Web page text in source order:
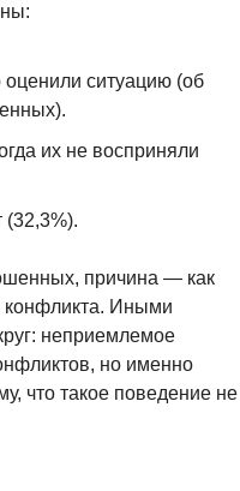
оценили ситуацию (об
их не восприняли
(32,3%).
причина — как
конфликта. Иными
неприемлемое
но именно
что такое поведение не